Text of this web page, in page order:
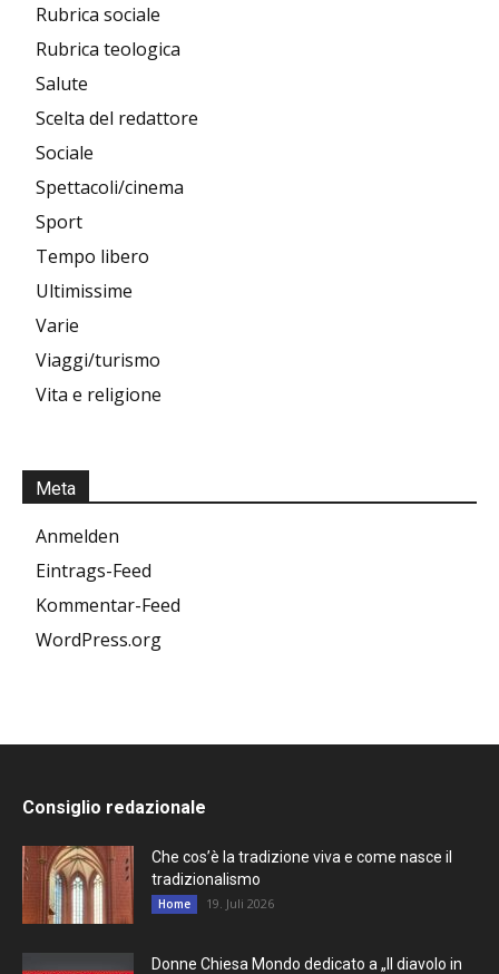
Rubrica sociale
Rubrica teologica
Salute
Scelta del redattore
Sociale
Spettacoli/cinema
Sport
Tempo libero
Ultimissime
Varie
Viaggi/turismo
Vita e religione
Meta
Anmelden
Eintrags-Feed
Kommentar-Feed
WordPress.org
Consiglio redazionale
Che cos’è la tradizione viva e come nasce il
tradizionalismo
Home 19. Juli 2026
Donne Chiesa Mondo dedicato a „Il diavolo in